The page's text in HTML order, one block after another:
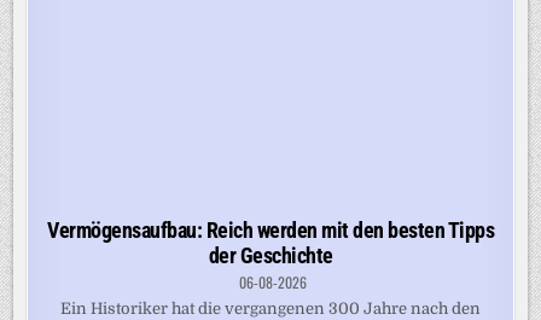
Vermögensaufbau: Reich werden mit den besten Tipps
der Geschichte
06-08-2026
Ein Historiker hat die vergangenen 300 Jahre nach den